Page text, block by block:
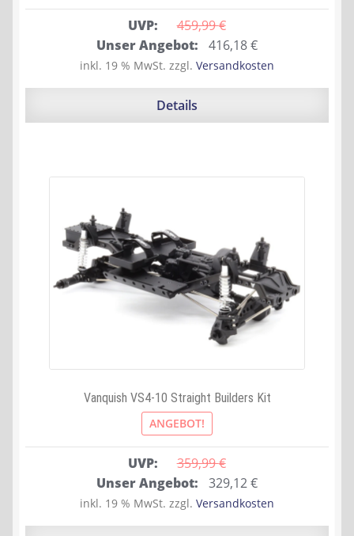
UVP: 459,99 €
Ursprünglicher
Preis
war:
Unser Angebot: 416,18€Aktueller
Preis
ist:
inkl. 19 % MwSt. zzgl. Versandkosten
Details
Vanquish VS4-10 Straight Builders Kit
ANGEBOT!
UVP: 359,99 €
Ursprünglicher
Preis
war:
Unser Angebot: 329,12€Aktueller
Preis
ist:
inkl. 19 % MwSt. zzgl. Versandkosten